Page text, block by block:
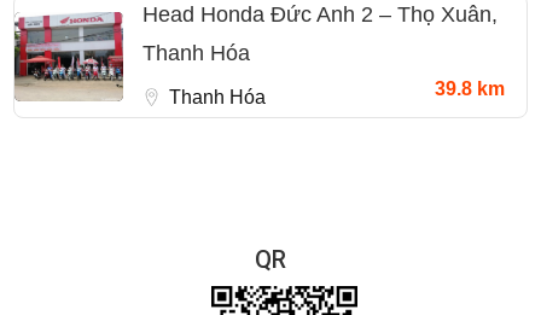
Head Honda Đức Anh 2 – Thọ Xuân,
Thanh Hóa
Thanh Hóa 39.8 km
QR